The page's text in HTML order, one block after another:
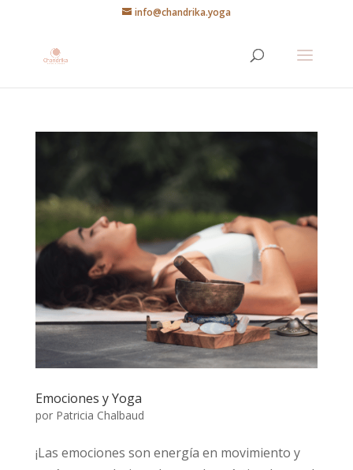
info@chandrika.yoga
Emociones y Yoga
por Patricia Chalbaud
¡Las emociones son energía en movimiento y